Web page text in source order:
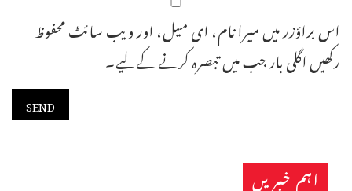
اس براؤزر میں میرا نام، ای میل، اور ویب سائٹ محفوظ
رکھیں اگلی بار جب میں تبصرہ کرنے کےلیے۔
اہم خبریں